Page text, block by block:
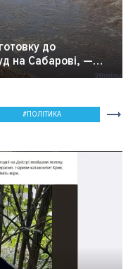
до
на Сабарові, —
ПОЛІТИКА